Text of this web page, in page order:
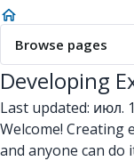
Browse pages
Developing
Last updated: июл.
Welcome! Creating
and anyone can do